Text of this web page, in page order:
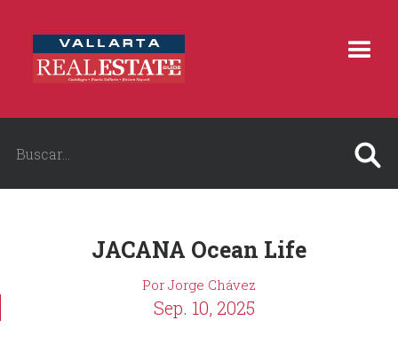
JACANA Ocean Life
Por Jorge Chávez
Sep. 10, 2025